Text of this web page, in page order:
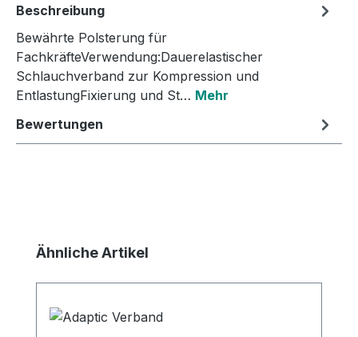
Beschreibung
Bewährte Polsterung für
FachkräfteVerwendung:Dauerelastischer
Schlauchverband zur Kompression und
EntlastungFixierung und St… Mehr
Bewertungen
Produktgalerie überspringen
Ähnliche Artikel